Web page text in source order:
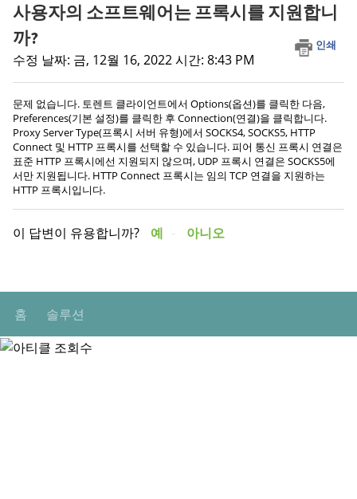
사용자의 소프트웨어는 프록시를 지원합니
까?
인쇄
수정 날짜: 금, 12월 16, 2022 시간: 8:43 PM
문제 없습니다. 토렌트 클라이언트에서 Options(옵션)를 클릭한 다음,
Preferences(기본 설정)를 클릭한 후 Connection(연결)을 클릭합니다.
Proxy Server Type(프록시 서버 유형)에서 SOCKS4, SOCKS5, HTTP
Connect 및 HTTP 프록시를 선택할 수 있습니다. 피어 통신 프록시 연결은
표준 HTTP 프록시에선 지원되지 않으며, UDP 프록시 연결은 SOCKS5에
서만 지원됩니다. HTTP Connect 프록시는 임의 TCP 연결을 지원하는
HTTP 프록시입니다.
이 답변이 유용합니까? 예 아니오
홈 솔루션